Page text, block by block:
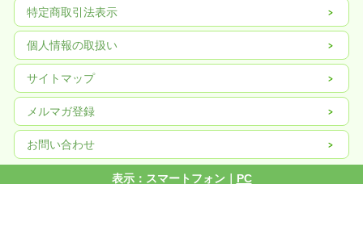
特定商取引法表示
個人情報の取扱い
サイトマップ
メルマガ登録
お問い合わせ
表示：スマートフォン｜ PC